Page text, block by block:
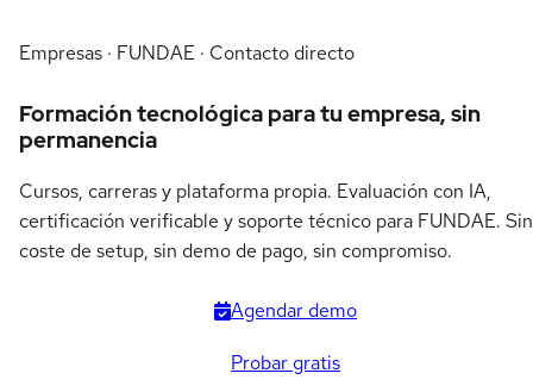
Empresas · FUNDAE · Contacto directo
Formación tecnológica para tu empresa, sin
permanencia
Cursos, carreras y plataforma propia. Evaluación con IA,
certificación verificable y soporte técnico para FUNDAE. Sin
coste de setup, sin demo de pago, sin compromiso.
Agendar demo
Probar gratis